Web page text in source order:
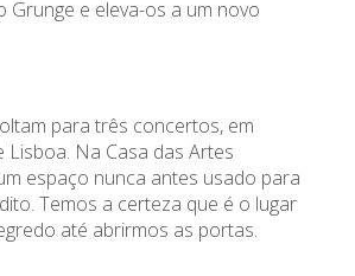
Grunge e eleva-os a um novo
para três concertos, em
Lisboa. Na Casa das Artes
espaço nunca antes usado para
Temos a certeza que é o lugar
até abrirmos as portas.